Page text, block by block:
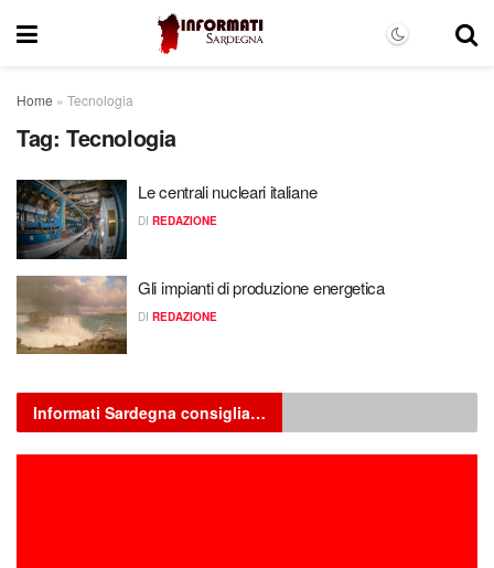
Home » Tecnologia
Tag: Tecnologia
Le centrali nucleari italiane
DI REDAZIONE
Gli impianti di produzione energetica
DI REDAZIONE
Informati Sardegna consiglia…